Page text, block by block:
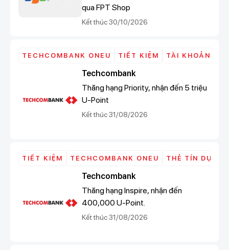
qua FPT Shop
Kết thúc 30/10/2026
TECHCOMBANK ONEU TIẾT KIỆM TÀI KHOẢN
Techcombank
Thăng hạng Priority, nhận đến 5 triệu
U-Point
Kết thúc 31/08/2026
TIẾT KIỆM TECHCOMBANK ONEU THẺ TÍN DỤNG
Techcombank
Thăng hạng Inspire, nhận đến
400,000 U-Point.
Kết thúc 31/08/2026